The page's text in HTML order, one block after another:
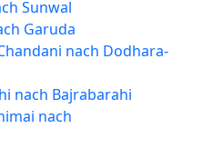
Sunwal
Garuda
nach Dodhara-
nach Bajrabarahi
nach